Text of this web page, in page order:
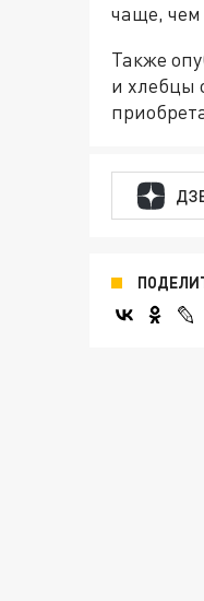
чаще,
Также
и хлебцы